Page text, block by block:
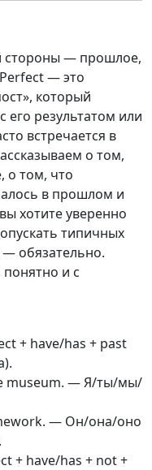
стороны — прошлое,
— это
который
результатом или
встречается в
о том,
о том, что
в прошлом и
хотите уверенно
типичных
обязательно.
и с
+ have/has + past
museum. — Я/ты/мы/
— Он/она/оно
+ have/has + not +